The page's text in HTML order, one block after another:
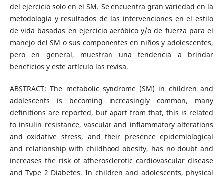
del ejercicio solo en el SM. Se encuentra gran variedad en la
metodología y resultados de las intervenciones en el estilo
de vida basadas en ejercicio aeróbico y/o de fuerza para el
manejo del SM o sus componentes en niños y adolescentes,
pero en general, muestran una tendencia a brindar
beneficios y este artículo las revisa.
ABSTRACT: The metabolic syndrome (SM) in children and
adolescents is becoming increasingly common, many
definitions are reported, but apart from that, this is related
to insulin resistance, vascular and inflammatory alterations
and oxidative stress, and their presence epidemiological
and relationship with childhood obesity, has no doubt and
increases the risk of atherosclerotic cardiovascular disease
and Type 2 Diabetes. In children and adolescents, physical